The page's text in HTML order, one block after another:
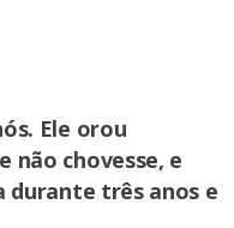
Ele orou
não chovesse, e
durante três anos e